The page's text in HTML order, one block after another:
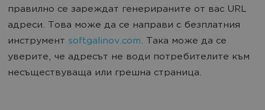
правилно се зареждат генерираните от вас URL
адреси. Това може да се направи с безплатния
инструмент softgalinov.com. Така може да се
уверите, че адресът не води потребителите към
несъществуваща или грешна страница.